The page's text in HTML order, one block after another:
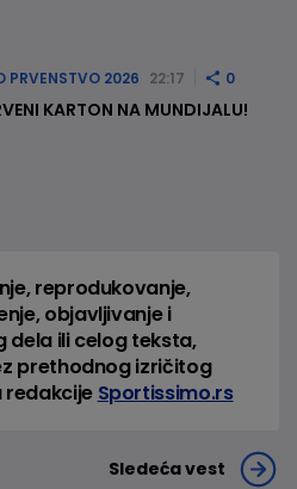
PRVENSTVO 2026 22:17 0
KARTON NA MUNDIJALU!
reprodukovanje,
objavljivanje i
dela ili celog teksta,
prethodnog izričitog
redakcije Sportissimo.rs
Sledeća vest